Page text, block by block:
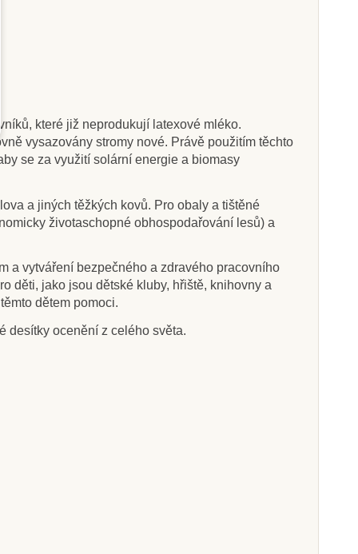
které již neprodukují latexové mléko.
vysazovány stromy nové. Právě použitím těchto
se za využití solární energie a biomasy
a jiných těžkých kovů. Pro obaly a tištěné
životaschopné obhospodařování lesů) a
a vytváření bezpečného a zdravého pracovního
děti, jako jsou dětské kluby, hřiště, knihovny a
dětem pomoci.
desítky ocenění z celého světa.